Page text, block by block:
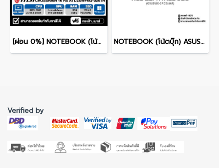
[ผ่อน 0%] NOTEBOOK (โน้ตบุ๊ก) MSI CROSSHAIR 16 HX AI D2XWFKG-026TH 16" QHD+ 240Hz/CORE ULTRA 9 275HX/RAM 16GB/SSD 1B/RTX 5060/WINDOWS /11+OFFICE รับประกันศูนย์ไทย 2ปี NOTEBOOK (โน้ตบุ๊ก) ASUS ROG ZEPHYRUS DUO 16 GX651AX-SR006WA 16" 3K OLED 120Hz Touchscreen/ULTRA 9 386H/64GB/SSD 2TB/RTX 5090/WINDOWS 11+MS OFFICE รับประกันศูนย์ไทย 3ปี
Verified by